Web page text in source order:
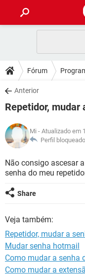
CELULAR
OUTLOOK
INSTAGRAM
GUIA DE COMPRAS
DICAS
JOGOS
INSTAGRAM
GUIA DE COMPRAS
DOWNLOADS
JOGOS
CELULAR
OUTLOOK
INSTAGRAM
GUIA DE COMPRAS
FÓRUM
JOGOS
CELULAR
OUTLOOK
GLOSSÁRIO
JOGOS
CELULAR
OUTLOOK
GUIA DE COMPRAS
Fórum
Anterior
Repetidor, mudar
Mi - Atualizado em
Perfil
Não consigo ascesar
senha do meu
Share
Veja também:
Repetidor, mudar a
Mudar senha hotmail
Como mudar a senha
Como mudar a